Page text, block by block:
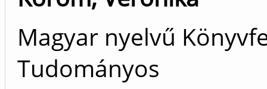
Magyar nyelvű
Tudományos